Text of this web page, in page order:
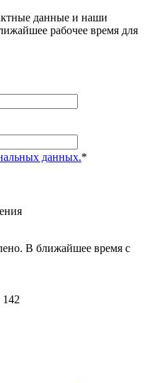
данные и наши
рабочее время для
данных.*
В ближайшее время с